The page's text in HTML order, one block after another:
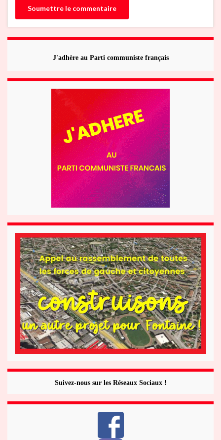
J'adhère au Parti communiste français
Suivez-nous sur les Réseaux Sociaux !